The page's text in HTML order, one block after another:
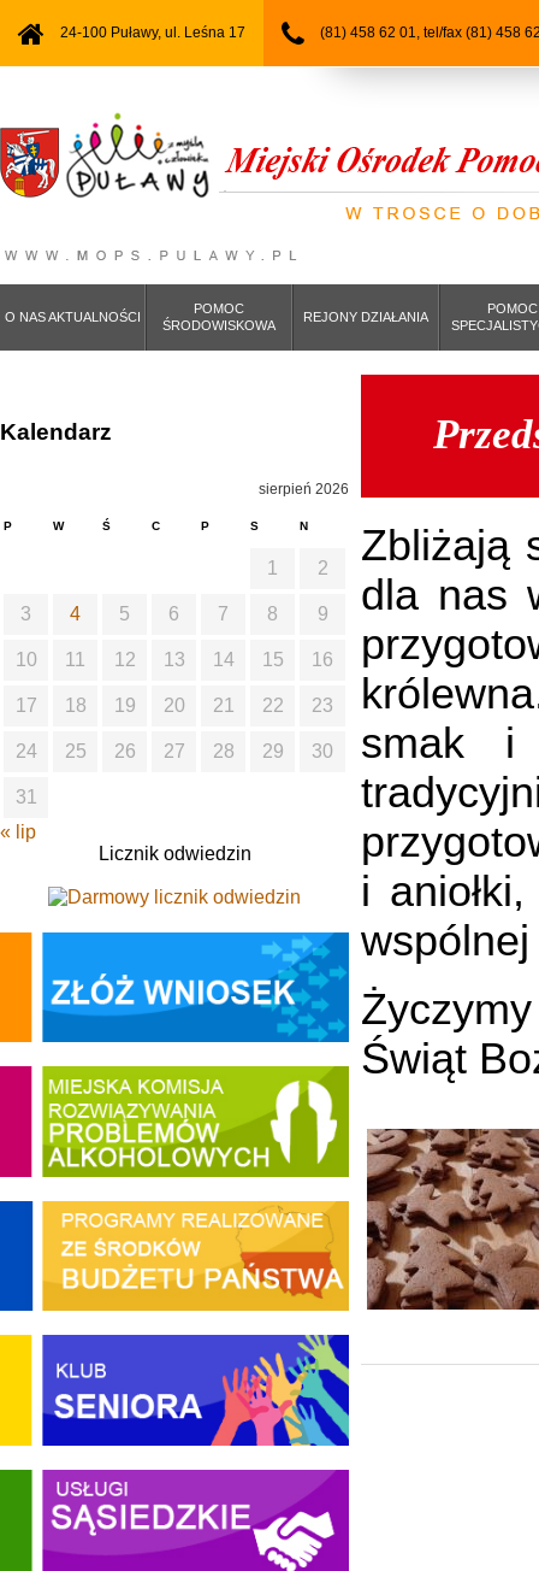
24-100 Puławy, ul. Leśna 17 (81) 458 62 01, tel/fax (81) 458
O NAS AKTUALNOŚCI
POMOC
ŚRODOWISKOWA
REJONY DZIAŁANIA
POMOC
Zbliżają
dla nas
smak i
i
Świąt
Kalendarz
sierpień 2026
P W Ś C P S N
1 2
3 4 5 6 7 8 9
10 11 12 13 14 15 16
17 18 19 20 21 22 23
24 25 26 27 28 29 30
31
« lip
Licznik odwiedzin